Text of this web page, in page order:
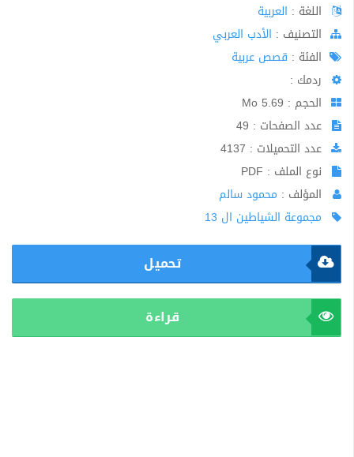
اللغة : العربية
اﻟﺘﺼﻨﻴﻒ : الأدب العربي
الفئة : قصص عربية
ردمك :
الحجم : 5.69 Mo
عدد الصفحات : 49
عدد التحميلات : 4137
نوع الملف : PDF
المؤلف : محمود سالم
مجموعة الشياطين ال 13
تحميل
قراءة